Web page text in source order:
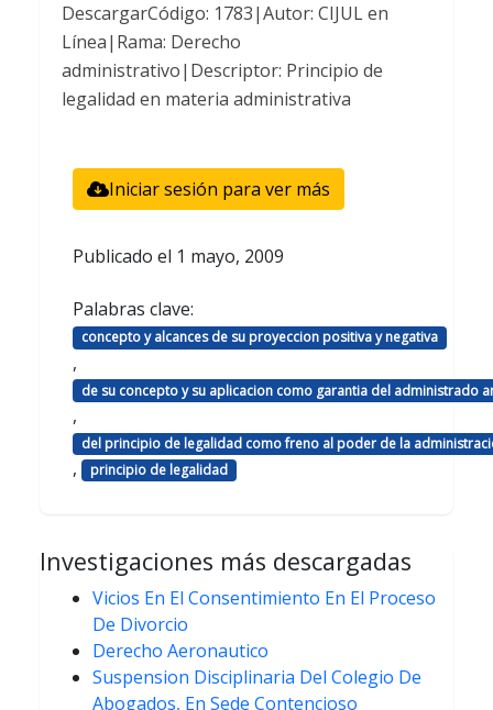
DescargarCódigo: 1783|Autor: CIJUL en
Línea|Rama: Derecho
administrativo|Descriptor: Principio de
legalidad en materia administrativa
Iniciar sesión para ver más
Publicado el 1 mayo, 2009
Palabras clave:
concepto y alcances de su proyeccion positiva y negativa
,
de su concepto y su aplicacion como garantia del administrado
,
del principio de legalidad como freno al poder de la
, principio de legalidad
Investigaciones más descargadas
Vicios En El Consentimiento En El Proceso
De Divorcio
Derecho Aeronautico
Suspension Disciplinaria Del Colegio De
Abogados, En Sede Contencioso